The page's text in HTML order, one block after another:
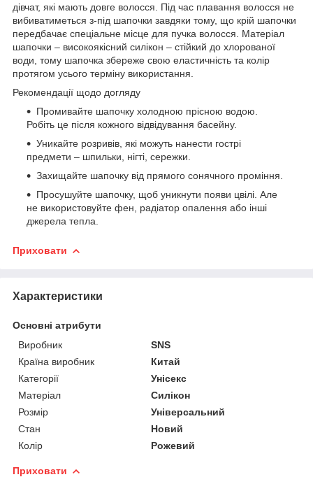
дівчат, які мають довге волосся. Під час плавання волосся не
вибиватиметься з-під шапочки завдяки тому, що крій шапочки
передбачає спеціальне місце для пучка волосся. Матеріал
шапочки – високоякісний силікон – стійкий до хлорованої
води, тому шапочка збереже свою еластичність та колір
протягом усього терміну використання.
Рекомендації щодо догляду
Промивайте шапочку холодною прісною водою.
Робіть це після кожного відвідування басейну.
Уникайте розривів, які можуть нанести гострі
предмети – шпильки, нігті, сережки.
Захищайте шапочку від прямого сонячного проміння.
Просушуйте шапочку, щоб уникнути появи цвілі. Але
не використовуйте фен, радіатор опалення або інші
джерела тепла.
Приховати
Характеристики
Основні атрибути
Виробник
SNS
Країна виробник
Китай
Категорії
Унісекс
Матеріал
Силікон
Розмір
Універсальний
Стан
Новий
Колір
Рожевий
Приховати